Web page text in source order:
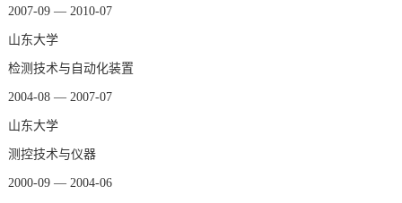
2007-09 — 2010-07
山东大学
检测技术与自动化装置
2004-08 — 2007-07
山东大学
测控技术与仪器
2000-09 — 2004-06